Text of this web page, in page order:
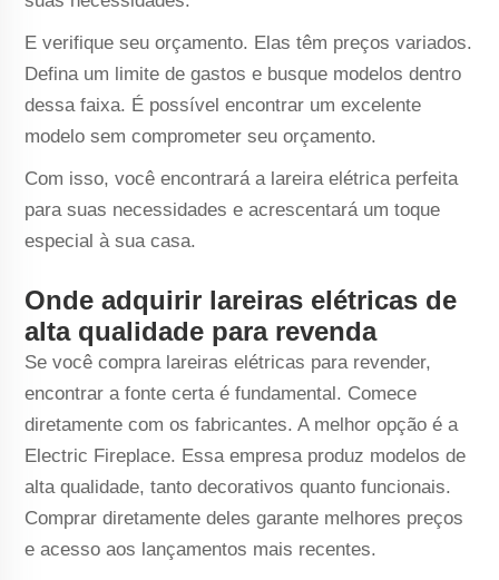
E verifique seu orçamento. Elas têm preços variados.
Defina um limite de gastos e busque modelos dentro
dessa faixa. É possível encontrar um excelente
modelo sem comprometer seu orçamento.
Com isso, você encontrará a lareira elétrica perfeita
para suas necessidades e acrescentará um toque
especial à sua casa.
Onde adquirir lareiras elétricas de
alta qualidade para revenda
Se você compra lareiras elétricas para revender,
encontrar a fonte certa é fundamental. Comece
diretamente com os fabricantes. A melhor opção é a
Electric Fireplace. Essa empresa produz modelos de
alta qualidade, tanto decorativos quanto funcionais.
Comprar diretamente deles garante melhores preços
e acesso aos lançamentos mais recentes.